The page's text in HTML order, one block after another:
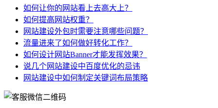
如何让你的网站看上去高大上？
如何提高网站权重？
网站建设外包时需要注意哪些问题？
流量进来了如何做好转化工作？
如何设计网站Banner才能发挥效果？
说几个网站建设中百度优化的忌讳
网站建设中如何制定关键词布局策略